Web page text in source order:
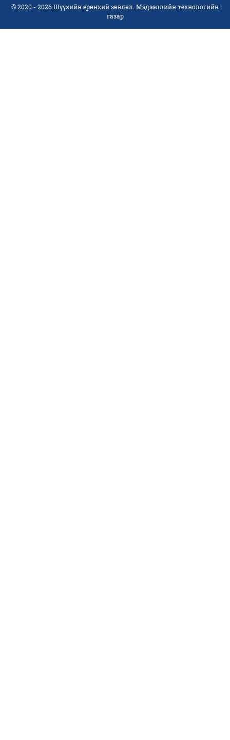
© 2020 - 2026 Шүүхийн ерөнхий зөвлөл. Мэдээллийн технологийн
газар